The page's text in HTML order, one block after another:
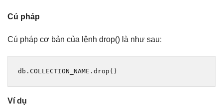
Cú pháp
Cú pháp cơ bản của lệnh drop() là như sau:
db . COLLECTION_NAME . drop ()
Ví dụ